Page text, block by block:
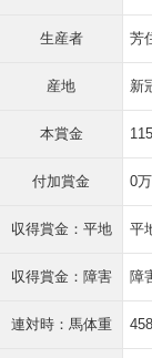
生産者 芳
産地 新
本賞金
付加賞金 0
収得賞金：平地 平
収得賞金：障害 障
連対時：馬体重